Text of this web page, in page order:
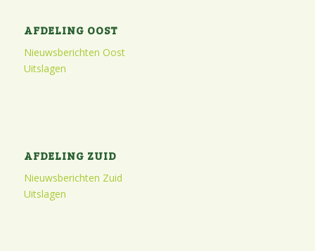
AFDELING OOST
Nieuwsberichten Oost
Uitslagen
AFDELING ZUID
Nieuwsberichten Zuid
Uitslagen